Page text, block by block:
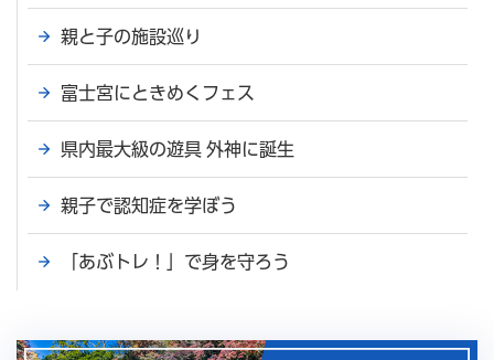
親と子の施設巡り
富士宮にときめくフェス
県内最大級の遊具 外神に誕生
親子で認知症を学ぼう
「あぶトレ！」で身を守ろう